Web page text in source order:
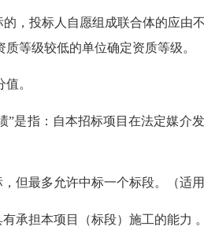
投标人自愿组成联合体的应由
等级较低的单位确定资质等级。
。
指：自本招标项目在法定媒介
最多允许中标一个标段。（适用
担本项目（标段）施工的能力 。